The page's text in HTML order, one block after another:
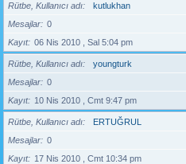
Rütbe, Kullanıcı adı
kutlukhan
Mesajlar
0
Kayıt
06 Nis 2010 , Sal 5:04 pm
Rütbe, Kullanıcı adı
youngturk
Mesajlar
0
Kayıt
10 Nis 2010 , Cmt 9:47 pm
Rütbe, Kullanıcı adı
ERTUĞRUL
Mesajlar
0
Kayıt
17 Nis 2010 , Cmt 10:34 pm